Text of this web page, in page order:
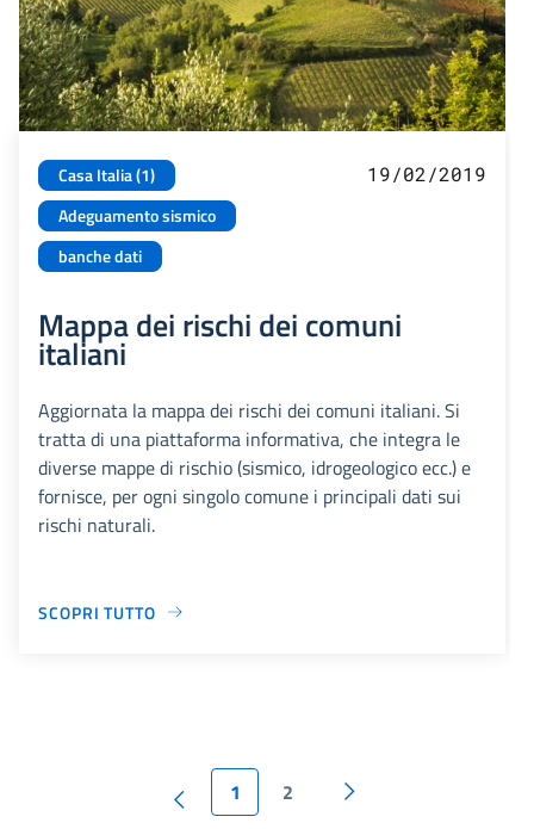
Casa Italia (1)
Adeguamento sismico
banche dati
19/02/2019
Mappa dei rischi dei comuni
italiani
Aggiornata la mappa dei rischi dei comuni italiani. Si
tratta di una piattaforma informativa, che integra le
diverse mappe di rischio (sismico, idrogeologico ecc.) e
fornisce, per ogni singolo comune i principali dati sui
rischi naturali.
SCOPRI TUTTO
1 2